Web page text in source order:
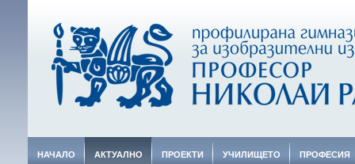
НАЧАЛО АКТУАЛНО ПРОЕКТИ УЧИЛИЩЕТО ПРОФЕСИЯ